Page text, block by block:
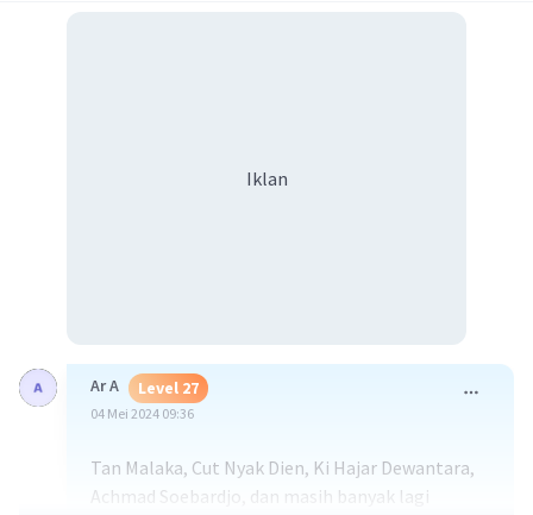
Iklan
Ar A Level 27
04 Mei 2024 09:36
Tan Malaka, Cut Nyak Dien, Ki Hajar Dewantara,
Achmad Soebardjo, dan masih banyak lagi